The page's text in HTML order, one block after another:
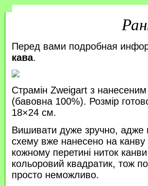
Перед вами подробная
кава.
Страмін Zweigart з
(бавовна 100%). Розмір
18×24 см.
Вишивати дуже зручно, адже
схему вже нанесено на
кожному перетині ниток
кольоровий квадратик, тож
просто неможливо.